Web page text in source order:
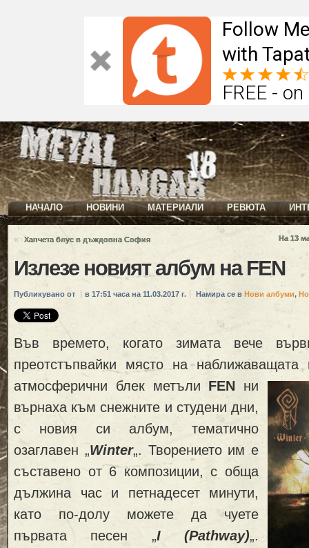
Follow
with
FREE -
НАЧАЛО НОВИНИ МАТЕРИАЛИ РЕВЮТА
« Хапчета блус в дъждовна София На 13
Излезе новият албум на FEN
Публикувано от в 17:51 часа на 11.03.2017 г. Намира се в Нови албуми,
Във времето, когато зимата вече
преотстъпвайки място на наближаващата
атмосферични блек метъли FEN ни
върнаха към снежните и студени дни,
с новия си албум, тематично
озаглавен „Winter„. Творението им е
съставено от 6 композиции, с обща
дължина час и петнадесет минути,
като по-долу можете да чуете
първата песен „I (Pathway)„.